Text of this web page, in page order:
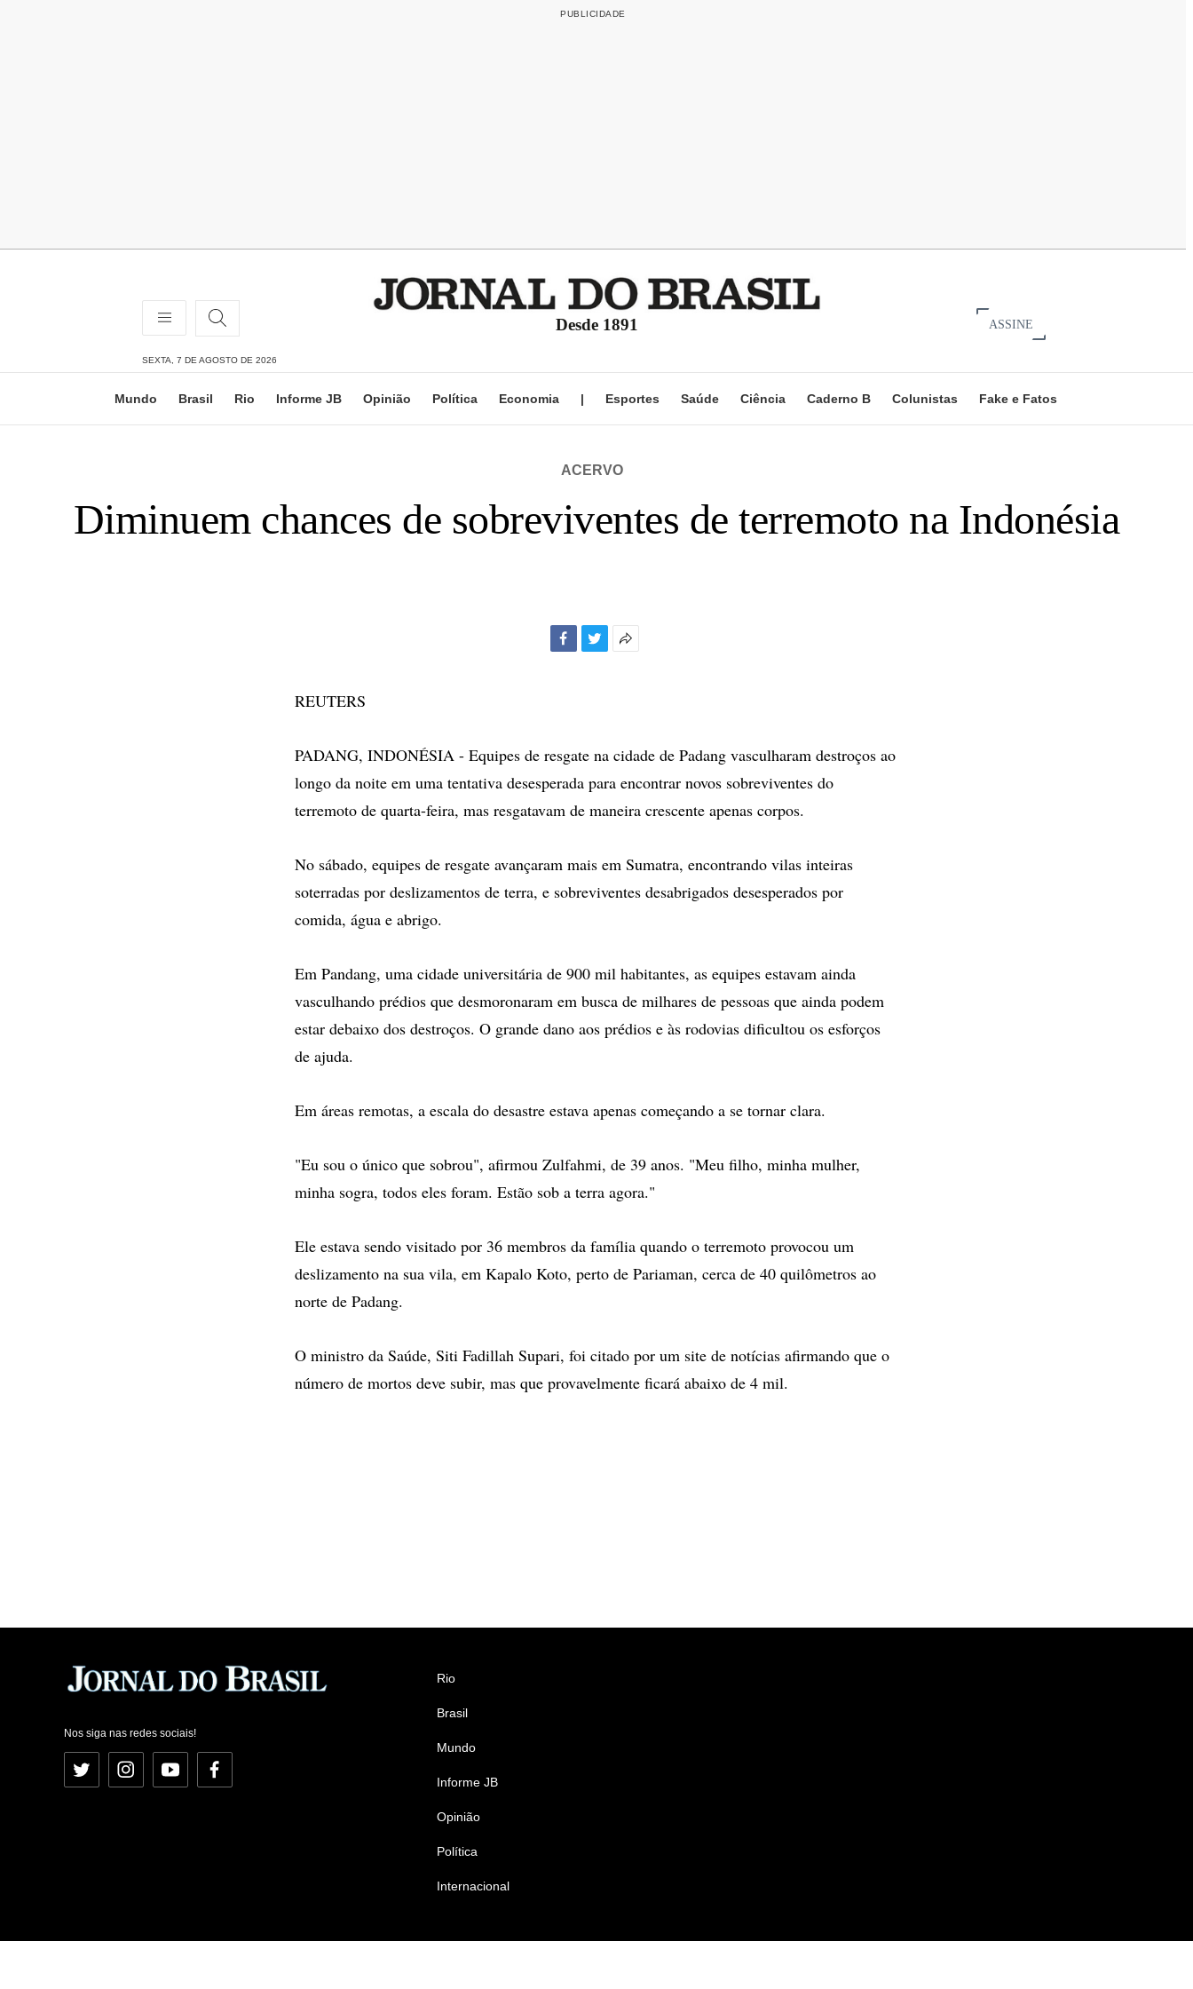
Desde 1891 ASSINE
SEXTA, 7 DE AGOSTO DE 2026
Mundo Brasil Rio Informe JB Opinião Política Economia | Esportes Saúde Ciência Caderno B Colunistas Fake e Fatos
ACERVO
Diminuem chances de sobreviventes de terremoto na Indonésia
REUTERS
PADANG, INDONÉSIA - Equipes de resgate na cidade de Padang vasculharam destroços ao
longo da noite em uma tentativa desesperada para encontrar novos sobreviventes do
terremoto de quarta-feira, mas resgatavam de maneira crescente apenas corpos.
No sábado, equipes de resgate avançaram mais em Sumatra, encontrando vilas inteiras
soterradas por deslizamentos de terra, e sobreviventes desabrigados desesperados por
comida, água e abrigo.
Em Pandang, uma cidade universitária de 900 mil habitantes, as equipes estavam ainda
vasculhando prédios que desmoronaram em busca de milhares de pessoas que ainda podem
estar debaixo dos destroços. O grande dano aos prédios e às rodovias dificultou os esforços
de ajuda.
Em áreas remotas, a escala do desastre estava apenas começando a se tornar clara.
"Eu sou o único que sobrou", afirmou Zulfahmi, de 39 anos. "Meu filho, minha mulher,
minha sogra, todos eles foram. Estão sob a terra agora."
Ele estava sendo visitado por 36 membros da família quando o terremoto provocou um
deslizamento na sua vila, em Kapalo Koto, perto de Pariaman, cerca de 40 quilômetros ao
norte de Padang.
O ministro da Saúde, Siti Fadillah Supari, foi citado por um site de notícias afirmando que o
número de mortos deve subir, mas que provavelmente ficará abaixo de 4 mil.
Nos siga nas redes sociais!
Twitter InstagramYouTubeFacebook
Rio
Brasil
Mundo
Informe JB
Opinião
Política
Internacional